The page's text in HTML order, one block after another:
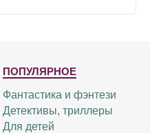
ПОПУЛЯРНОЕ
Фантастика и фэнтези
Детективы, триллеры
Для детей